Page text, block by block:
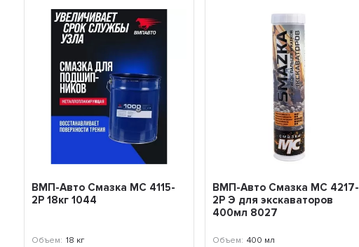
ВМП-Авто Смазка МС 4115-
2Р 18кг 1044
Объем: 18 кг
ВМП-Авто Смазка МС 4217-
2P Э для экскаваторов
400мл 8027
Объем: 400 мл